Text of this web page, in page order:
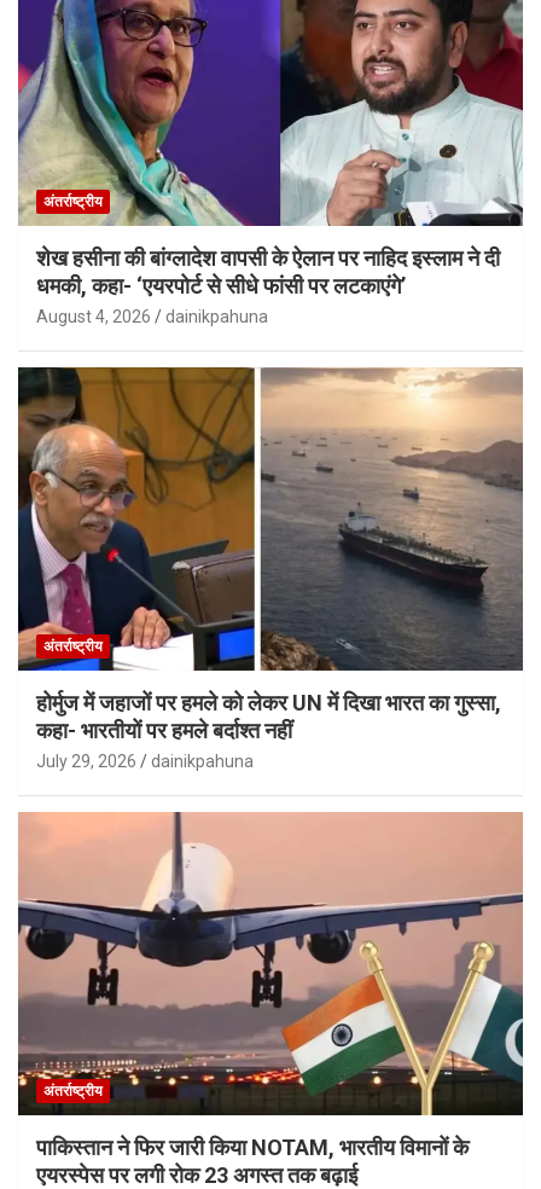
अंतर्राष्ट्रीय
शेख हसीना की बांग्लादेश वापसी के ऐलान पर नाहिद इस्लाम ने दी
धमकी, कहा- ‘एयरपोर्ट से सीधे फांसी पर लटकाएंगे’
August 4, 2026 dainikpahuna
अंतर्राष्ट्रीय
होर्मुज में जहाजों पर हमले को लेकर UN में दिखा भारत का गुस्सा,
कहा- भारतीयों पर हमले बर्दाश्त नहीं
July 29, 2026 dainikpahuna
अंतर्राष्ट्रीय
पाकिस्तान ने फिर जारी किया NOTAM, भारतीय विमानों के
एयरस्पेस पर लगी रोक 23 अगस्त तक बढ़ाई